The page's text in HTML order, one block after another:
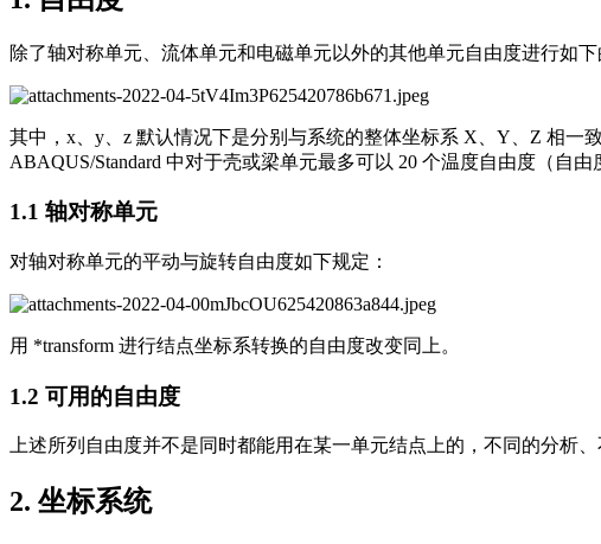
除了轴对称单元、流体单元和电磁单元以外的其他单元自由度进行如下
其中，x、y、z 默认情况下是分别与系统的整体坐标系 X、Y、Z 相一
ABAQUS/Standard 中对于壳或梁单元最多可以 20 个温度自由度（自由
1.1 轴对称单元
对轴对称单元的平动与旋转自由度如下规定：
用 *transform 进行结点坐标系转换的自由度改变同上。
1.2 可用的自由度
上述所列自由度并不是同时都能用在某一单元结点上的，不同的分析
2. 坐标系统